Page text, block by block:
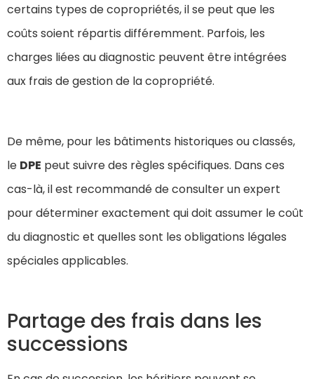
certains types de copropriétés, il se peut que les
coûts soient répartis différemment. Parfois, les
charges liées au diagnostic peuvent être intégrées
aux frais de gestion de la copropriété.
De même, pour les bâtiments historiques ou classés,
le DPE peut suivre des règles spécifiques. Dans ces
cas-là, il est recommandé de consulter un expert
pour déterminer exactement qui doit assumer le coût
du diagnostic et quelles sont les obligations légales
spéciales applicables.
Partage des frais dans les
successions